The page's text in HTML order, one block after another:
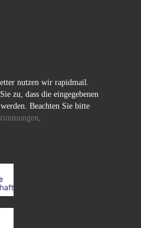
nutzen wir rapidmail.
zu, dass die eingegebenen
Beachten Sie bitte